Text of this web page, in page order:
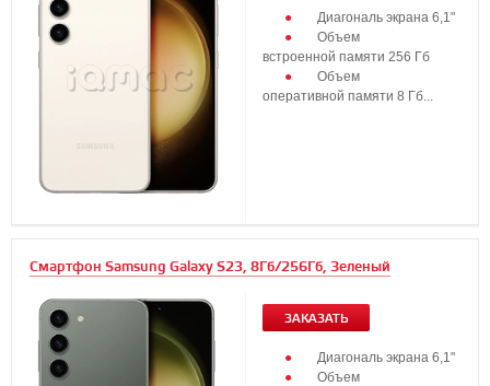
Диагональ экрана 6,1"
Объем
встроенной памяти 256 Гб
Объем
оперативной памяти 8 Гб...
Смартфон Samsung Galaxy S23, 8Гб/256Гб, Зеленый
ЗАКАЗАТЬ
Диагональ экрана 6,1"
Объем